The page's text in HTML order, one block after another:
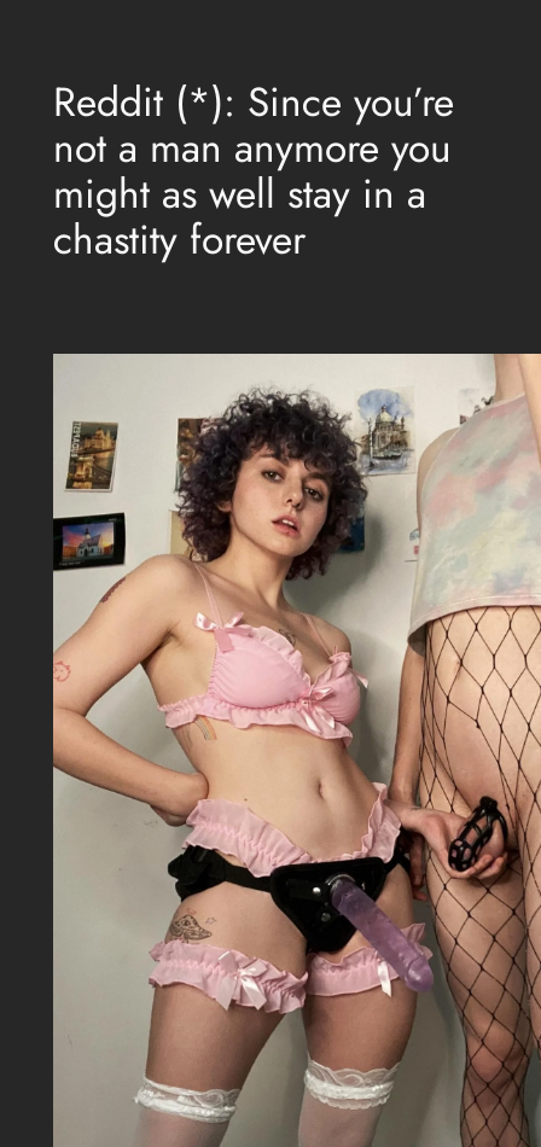
contenuReddit (*): Since you’re
not a man anymore you
might as well stay in a
chastity forever